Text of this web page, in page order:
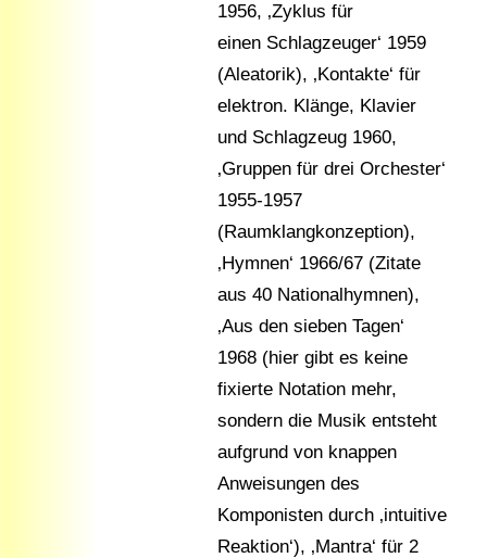
1956, ‚Zyklus für
einen Schlagzeuger‘ 1959
(Aleatorik), ‚Kontakte‘ für
elektron. Klänge, Klavier
und Schlagzeug 1960,
‚Gruppen für drei Orchester‘
1955-1957
(Raumklangkonzeption),
‚Hymnen‘ 1966/67 (Zitate
aus 40 Nationalhymnen),
‚Aus den sieben Tagen‘
1968 (hier gibt es keine
fixierte Notation mehr,
sondern die Musik entsteht
aufgrund von knappen
Anweisungen des
Komponisten durch ‚intuitive
Reaktion‘), ‚Mantra‘ für 2